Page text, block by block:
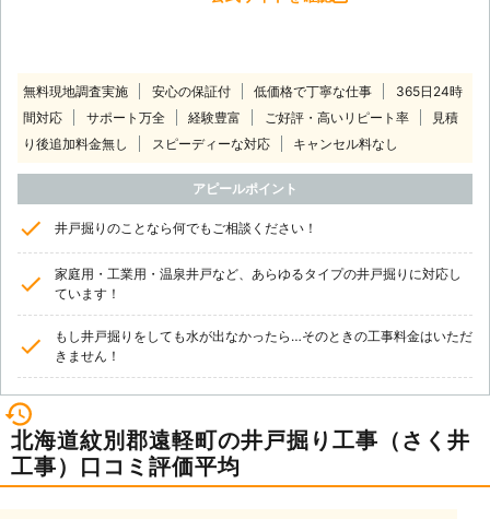
無料現地調査実施 安心の保証付 低価格で丁寧な仕事
365日24時
間対応
サポート万全 経験豊富 ご好評・高いリピート率
見積
り後追加料金無し
スピーディーな対応 キャンセル料なし
アピールポイント
井戸掘りのことなら何でもご相談ください！
家庭用・工業用・温泉井戸など、あらゆるタイプの井戸掘りに対応し
ています！
もし井戸掘りをしても水が出なかったら…そのときの工事料金はいただ
きません！
北海道紋別郡遠軽町の井戸掘り工事（さく井
工事）口コミ評価平均